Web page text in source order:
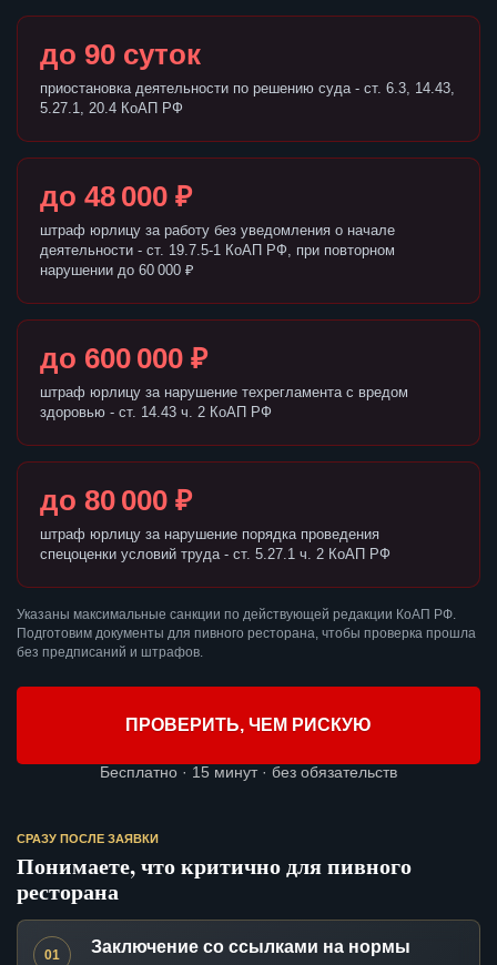
до 90 суток
приостановка деятельности по решению суда - ст. 6.3, 14.43,
5.27.1, 20.4 КоАП РФ
до 48 000 ₽
штраф юрлицу за работу без уведомления о начале
деятельности - ст. 19.7.5-1 КоАП РФ, при повторном
нарушении до 60 000 ₽
до 600 000 ₽
штраф юрлицу за нарушение техрегламента с вредом
здоровью - ст. 14.43 ч. 2 КоАП РФ
до 80 000 ₽
штраф юрлицу за нарушение порядка проведения
спецоценки условий труда - ст. 5.27.1 ч. 2 КоАП РФ
Указаны максимальные санкции по действующей редакции КоАП РФ.
Подготовим документы для пивного ресторана, чтобы проверка прошла
без предписаний и штрафов.
ПРОВЕРИТЬ, ЧЕМ РИСКУЮ
Бесплатно · 15 минут · без обязательств
СРАЗУ ПОСЛЕ ЗАЯВКИ
Понимаете, что критично для пивного
ресторана
01 Заключение со ссылками на нормы